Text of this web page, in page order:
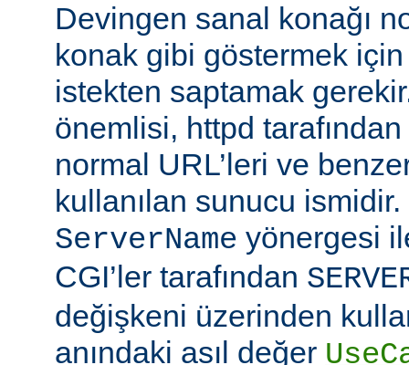
Devingen sanal konağı
konak gibi göstermek
istekten saptamak
önemlisi, httpd
normal URL’leri ve
kullanılan sunucu
ServerName yönergesi
CGI’ler tarafından
değişkeni üzerinden
anındaki asıl değer